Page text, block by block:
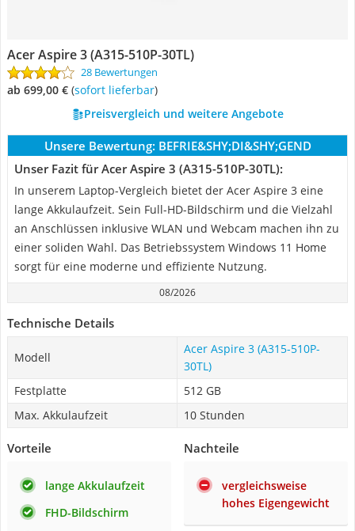
Acer Aspire 3 (A315-510P-30TL)
28 Bewertungen
ab 699,00 € ( Sofort lieferbar)
Preisvergleich und weitere Angebote
Unsere Bewertung: BEFRIE&SHY;DI&SHY;GEND
Unser Fazit für Acer Aspire 3 (A315-510P-30TL):
In unserem Laptop-Vergleich bietet der Acer Aspire 3 eine
lange Akkulaufzeit. Sein Full-HD-Bildschirm und die Vielzahl
an Anschlüssen inklusive WLAN und Webcam machen ihn zu
einer soliden Wahl. Das Betriebssystem Windows 11 Home
sorgt für eine moderne und effiziente Nutzung.
08/2026
Technische Details
Modell
Acer Aspire 3 (A315-510P-
30TL)
Festplatte
512 GB
Max. Akkulaufzeit
10 Stunden
Vorteile
lange Akkulaufzeit
FHD-Bildschirm
Nachteile
vergleichsweise
hohes Eigengewicht